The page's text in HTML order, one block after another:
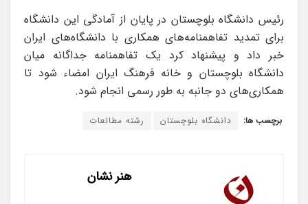
رئیس دانشگاه بلوچستان در پایان از آمادگی این دانشگاه
برای تمدید تفاهمنامه‌های همکاری با دانشگاه‌های ایران
خبر داد و پیشنهاد کرد یک تفاهمنامه جداگانه میان
دانشگاه بلوچستان و خانه فرهنگ ایران امضاء شود تا
همکاری‌های دو جانبه به طور رسمی انجام شود.
برچسب ها: دانشگاه بلوچستان رشته مطالعات
هنر نشان